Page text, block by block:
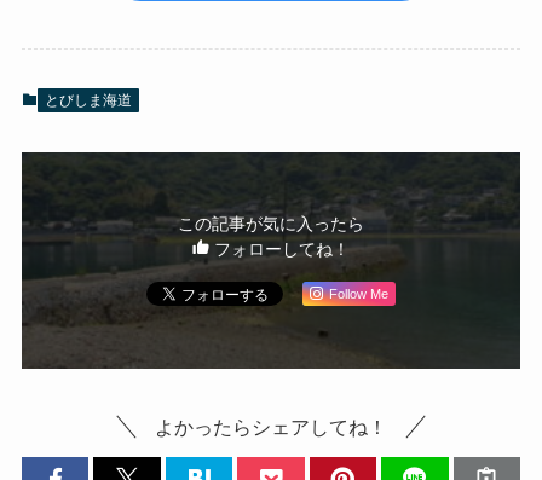
とびしま海道
この記事が気に入ったら
フォローしてね！
Follow Me
よかったらシェアしてね！